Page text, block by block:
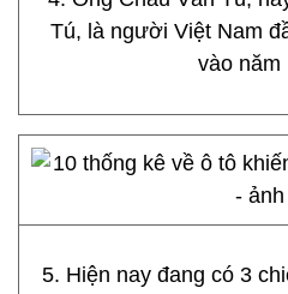
Tú, là người Việt Nam
vào năm
5. Hiện nay đang có 3